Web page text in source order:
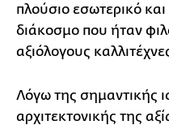
πλούσιο εσωτερικό
διάκοσμο που ήταν
αξιόλογους
Λόγω της σημαντικής
αρχιτεκτονικής της